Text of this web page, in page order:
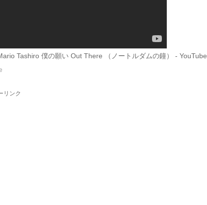
Tashiro 僕の願い Out There （ノートルダムの鐘） - YouTube
リンク